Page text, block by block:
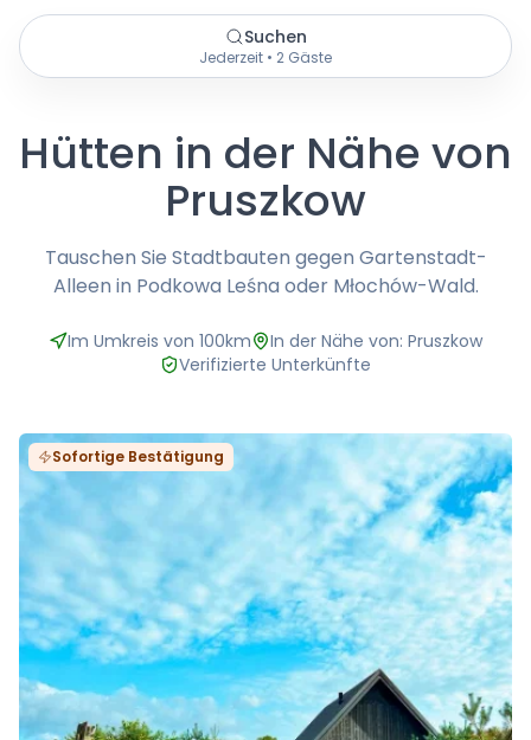
Suchen
Jederzeit • 2 Gäste
Hütten in der Nähe von
Pruszkow
Tauschen Sie Stadtbauten gegen Gartenstadt-
Alleen in Podkowa Leśna oder Młochów-Wald.
Im Umkreis von 100km
In der Nähe von: Pruszkow
Verifizierte Unterkünfte
Sofortige Bestätigung